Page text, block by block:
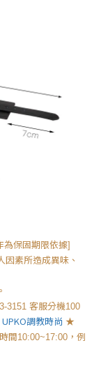
為保固期限依據]
素所造成異味、
3151 客服分機100
UPKO調教時尚 ★
間10:00~17:00 ，例